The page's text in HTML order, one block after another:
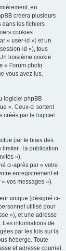
en
créera plusieurs
dans les fichiers
cookies
« user-id ») et un
id »), tous
troisième cookie
« Forum photo
vous avez lus,
logiciel phpBB
». Ceux-ci sortent
créés par le logiciel
par le biais des
limiter : la publication
»),
ci-après par « votre
enregistrement et
vos messages »).
unique (désigné ci-
utilisé pour
»), et une adresse
Les informations de
par les lois sur la
héberge. Toute
et adresse courriel